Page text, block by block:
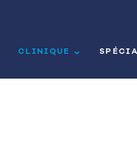
CLINIQUE